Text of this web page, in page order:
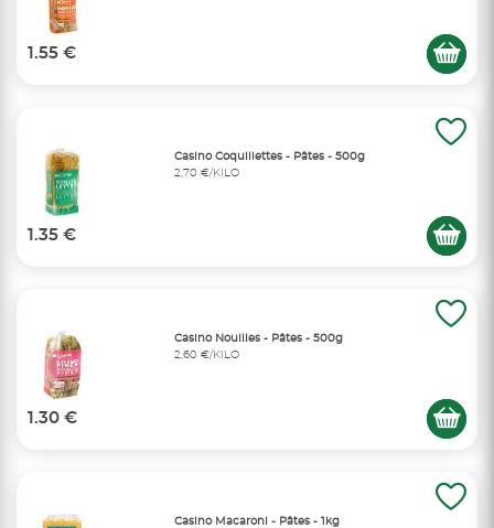
1.55 €
Casino Coquillettes - Pâtes - 500g
2,70 €/KILO
1.35 €
Casino Nouilles - Pâtes - 500g
2,60 €/KILO
1.30 €
Casino Macaroni - Pâtes - 1kg